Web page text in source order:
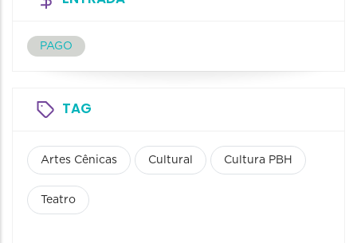
PAGO
TAG
Artes Cênicas Cultural Cultura PBH
Teatro